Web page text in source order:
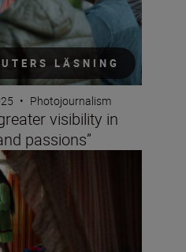
LÄSNING
• Photojournalism
visibility in
passions”